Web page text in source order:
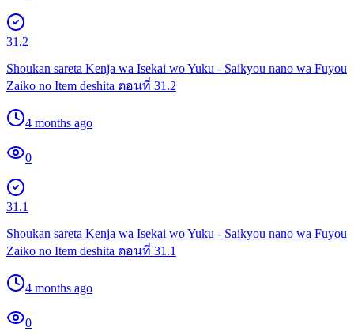
31.2
Shoukan sareta Kenja wa Isekai wo Yuku - Saikyou nano wa Fuyou
Zaiko no Item deshita ตอนที่ 31.2
4 months ago
0
31.1
Shoukan sareta Kenja wa Isekai wo Yuku - Saikyou nano wa Fuyou
Zaiko no Item deshita ตอนที่ 31.1
4 months ago
0